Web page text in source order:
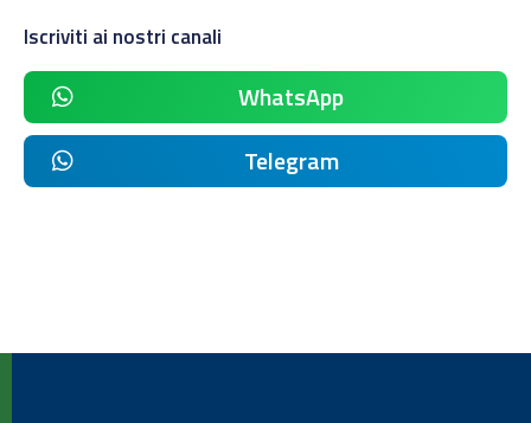
Iscriviti ai nostri canali
WhatsApp
Telegram